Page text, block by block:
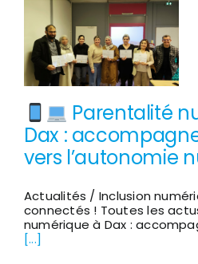
Parentalité
Dax :
vers l’autonomie
Actualités / Inclusion
connectés ! Toutes les
numérique à Dax :
[...]